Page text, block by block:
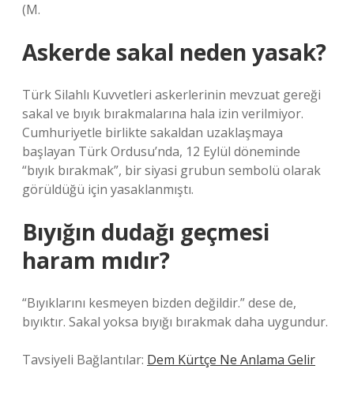
(M.
Askerde sakal neden yasak?
Türk Silahlı Kuvvetleri askerlerinin mevzuat gereği
sakal ve bıyık bırakmalarına hala izin verilmiyor.
Cumhuriyetle birlikte sakaldan uzaklaşmaya
başlayan Türk Ordusu’nda, 12 Eylül döneminde
“bıyık bırakmak”, bir siyasi grubun sembolü olarak
görüldüğü için yasaklanmıştı.
Bıyığın dudağı geçmesi
haram mıdır?
“Bıyıklarını kesmeyen bizden değildir.” dese de,
bıyıktır. Sakal yoksa bıyığı bırakmak daha uygundur.
Tavsiyeli Bağlantılar: Dem Kürtçe Ne Anlama Gelir